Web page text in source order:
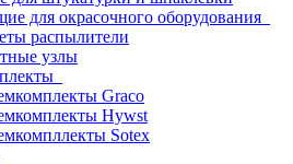
для окрасочного оборудования
распылители
узлы
Graco
Hywst
Sotex